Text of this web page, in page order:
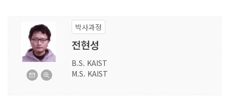
박사과정
전현성
B.S. KAIST
M.S. KAIST